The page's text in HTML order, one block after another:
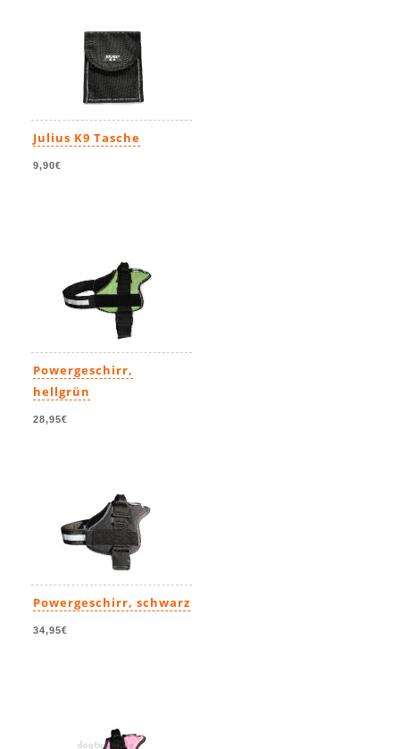
Julius K9 Tasche
9,90€
Powergeschirr,
hellgrün
28,95€
Powergeschirr, schwarz
34,95€